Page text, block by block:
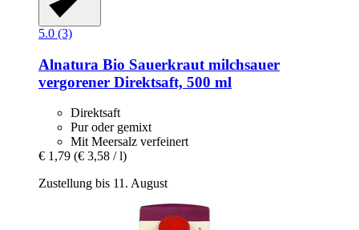
5.0 (3)
Alnatura Bio Sauerkraut milchsauer
vergorener Direktsaft, 500 ml
Direktsaft
Pur oder gemixt
Mit Meersalz verfeinert
€ 1,79 (€ 3,58 / l)
Zustellung bis 11. August